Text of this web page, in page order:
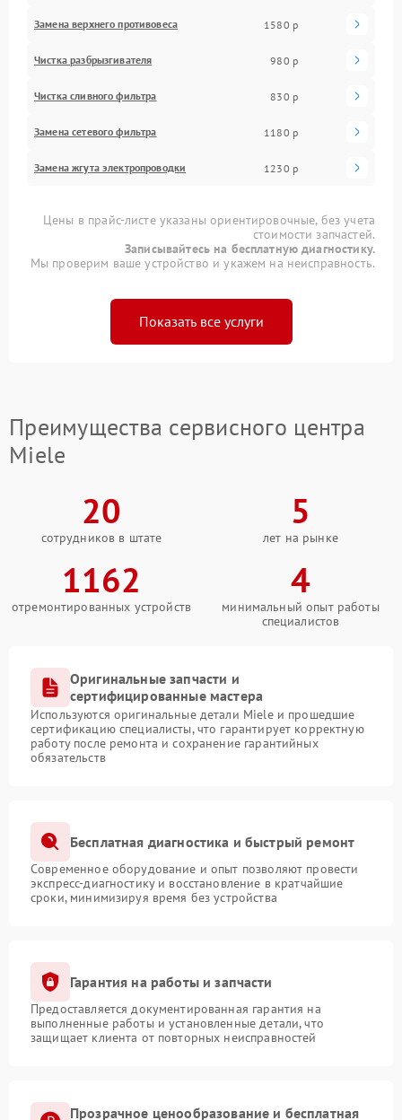
Замена верхнего противовеса 1580 р
Чистка разбрызгивателя 980 р
Чистка сливного фильтра 830 р
Замена сетевого фильтра 1180 р
Замена жгута электропроводки 1230 р
Цены в прайс-листе указаны ориентировочные, без учета
стоимости запчастей.
Записывайтесь на бесплатную диагностику.
Мы проверим ваше устройство и укажем на неисправность.
Показать все услуги
Преимущества сервисного центра
Miele
20
сотрудников в штате
5
лет на рынке
1162
отремонтированных устройств
4
минимальный опыт работы
специалистов
Оригинальные запчасти и
сертифицированные мастера
Используются оригинальные детали Miele и прошедшие
сертификацию специалисты, что гарантирует корректную
работу после ремонта и сохранение гарантийных
обязательств
Бесплатная диагностика и быстрый ремонт
Современное оборудование и опыт позволяют провести
экспресс-диагностику и восстановление в кратчайшие
сроки, минимизируя время без устройства
Гарантия на работы и запчасти
Предоставляется документированная гарантия на
выполненные работы и установленные детали, что
защищает клиента от повторных неисправностей
Прозрачное ценообразование и бесплатная